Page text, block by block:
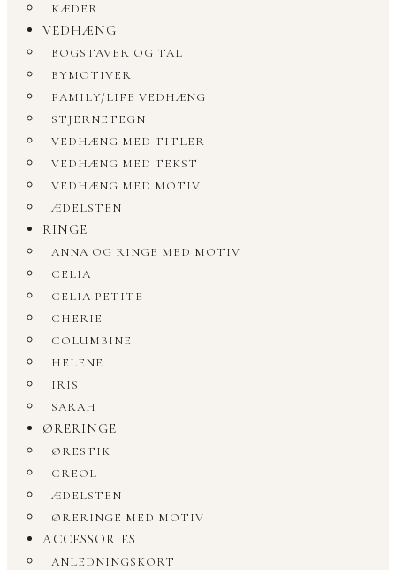
KÆDER
VEDHÆNG
BOGSTAVER OG TAL
BYMOTIVER
FAMILY/LIFE VEDHÆNG
STJERNETEGN
VEDHÆNG MED TITLER
VEDHÆNG MED TEKST
VEDHÆNG MED MOTIV
ÆDELSTEN
RINGE
ANNA OG RINGE MED MOTIV
CELIA
CELIA PETITE
CHERIE
COLUMBINE
HELENE
IRIS
SARAH
ØRERINGE
ØRESTIK
CREOL
ÆDELSTEN
ØRERINGE MED MOTIV
ACCESSORIES
ANLEDNINGSKORT